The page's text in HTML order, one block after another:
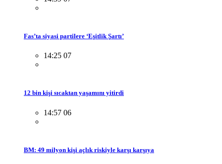
Fas’ta siyasi partilere ‘Eşitlik Şartı’
14:25 07
12 bin kişi sıcaktan yaşamını yitirdi
14:57 06
BM: 49 milyon kişi açlık riskiyle karşı karşıya